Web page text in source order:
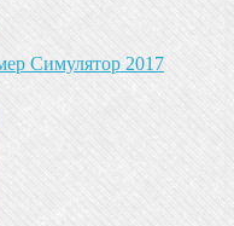
Симулятор 2017